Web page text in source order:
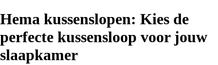
Hema kussenslopen: Kies de
perfecte kussensloop voor jouw
slaapkamer